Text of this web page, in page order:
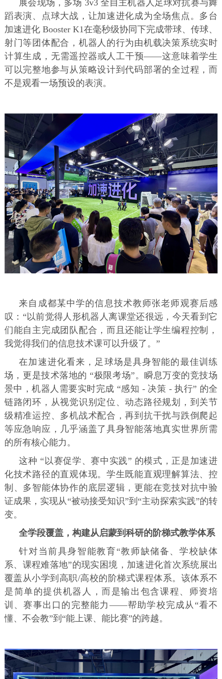
展会现场，多场 3v3 全自主机器人足球对抗赛与舞
蹈表演、点球大战，让加速进化成为全场焦点。多台
加速进化 Booster K1在毫秒级协同下完成带球、传球、
射门等团体配合，机器人的行为由机载决策系统实时
计算生成，无需遥控器或人工干预——这意味着学生
可以完整地参与从策略设计到代码部署的全过程，而
不是观看一场预设的表演。
来自成都某中学的信息技术教师张老师观赛后感
叹：“以前觉得人形机器人离课堂还很远，今天看到它
们能自主完成团队配合，而且还能让学生编程控制，
我觉得我们的信息技术课可以升级了。”
在加速进化看来，足球场是具身智能的最佳训练
场，更是技术落地的 “极限考场”。瞬息万变的竞技场
景中，机器人需要实时完成 “感知 - 决策 - 执行” 的全
链路闭环，从视觉识别定位、动态路径规划，到关节
级精准运控、多机战术配合，再到抗干扰与跌倒爬起
等应急响应，几乎涵盖了具身智能落地真实世界所需
的所有核心能力。
这种 “以赛促学、赛中实践” 的模式，正是加速进
化技术路径的直观体现。学生既能直观理解算法、控
制、多智能体协作的底层逻辑，更能在竞技对抗中验
证成果，实现从“被动接受知识”到“主动探索实践”的转
变。
全学段覆盖，构建从启蒙到科研的阶梯式教学体系
针对当前具身智能教育“教师缺储备、学校缺体
系、课程难落地”的现实困境，加速进化首次系统展出
覆盖从小学到高职/高校的阶梯式课程体系。该体系不
是简单的提供机器人，而是输出包含课程、师资培
训、赛事出口的完整能力——帮助学校完成从“看不
懂、不会教”到“能上课、能比赛”的跨越。